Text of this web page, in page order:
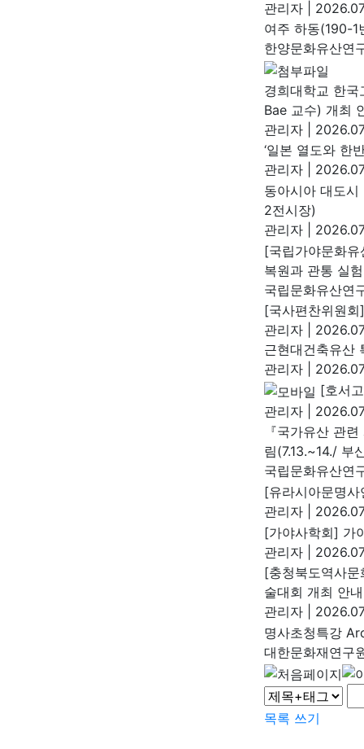
관리자
여주 하동(190-1
한양문화유산연
경희대학교 한
Bae 교수) 개최
관리자
‘일본 열도와 한
관리자
동아시아 대도
2전시장)
관리자
[국립가야문화
복원과 관통 실
국립문화유산연
[국사편찬위원
관리자
근현대건축유산
관리자
[호서
관리자
『국가유산 관
림(7.13.~14./ 부
국립문화유산연
[유라시아문명
관리자
[가야사학회] 가
관리자
[충청북도역사
술대회 개최 안내
관리자
명사초청특강
대한문화재연구
목록 쓰기